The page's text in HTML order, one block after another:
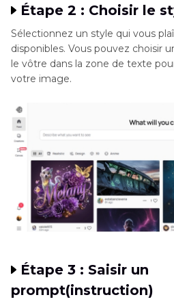
Étape 2 : Choisir le
Sélectionnez un style qui vous
disponibles. Vous pouvez choisir
le vôtre dans la zone de texte
votre image.
Étape 3 : Saisir un
prompt(instruction)